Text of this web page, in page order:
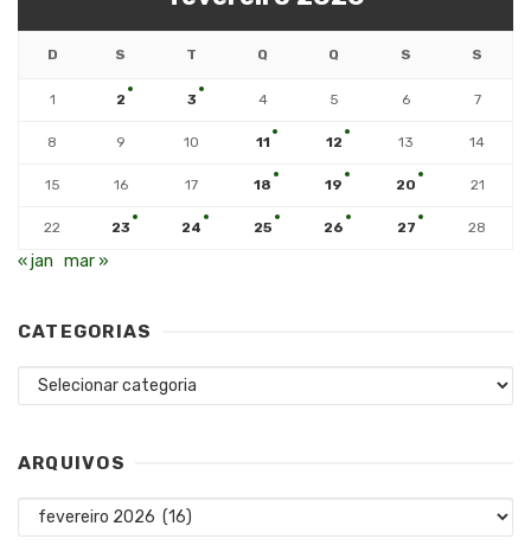
D S T Q Q S S
1 2 3 4 5 6 7
8 9 10 11 12 13 14
15 16 17 18 19 20 21
22 23 24 25 26 27 28
« jan mar »
CATEGORIAS
Categorias
ARQUIVOS
Arquivos